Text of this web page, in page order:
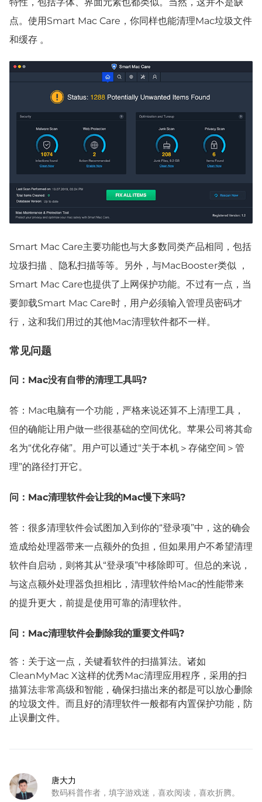
点。使用Smart Mac Care，你同样也能清理Mac垃圾文件
和缓存 。
Smart Mac Care主要功能也与大多数同类产品相同，包括
垃圾扫描 、隐私扫描等等。另外，与MacBooster类似 ，
Smart Mac Care也提供了上网保护功能。不过有一点，当
要卸载Smart Mac Care时，用户必须输入管理员密码才
行，这和我们用过的其他Mac清理软件都不一样。
常见问题
问：Mac没有自带的清理工具吗?
答：Mac电脑有一个功能，严格来说还算不上清理工具，
但的确能让用户做一些很基础的空间优化。苹果公司将其命
名为“优化存储”。用户可以通过“关于本机＞存储空间＞管
理”的路径打开它。
问：Mac清理软件会让我的Mac慢下来吗?
答：很多清理软件会试图加入到你的“登录项”中，这的确会
造成给处理器带来一点额外的负担，但如果用户不希望清理
软件自启动，则将其从“登录项”中移除即可。但总的来说，
与这点额外处理器负担相比，清理软件给Mac的性能带来
的提升更大，前提是使用可靠的清理软件。
问：Mac清理软件会删除我的重要文件吗?
答：关于这一点，关键看软件的扫描算法。诸如
CleanMyMac X这样的优秀Mac清理应用程序，采用的扫
描算法非常高级和智能，确保扫描出来的都是可以放心删除
的垃圾文件。而且好的清理软件一般都有内置保护功能，防
止误删文件。
唐大力
数码科普作者，填字游戏迷，喜欢阅读，喜欢折腾。